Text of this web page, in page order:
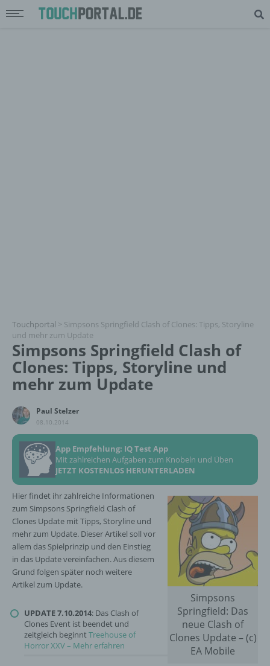
Touchportal > Simpsons Springfield Clash of Clones: Tipps, Storyline
und mehr zum Update
Simpsons Springfield Clash of
Clones: Tipps, Storyline und
mehr zum Update
Paul Stelzer
08.10.2014
App Empfehlung: IQ Test App
Mit zahlreichen Aufgaben zum Knobeln und Üben
JETZT KOSTENLOS HERUNTERLADEN
Simpsons
Springfield: Das
neue Clash of
Clones Update – (c)
EA Mobile
Hier findet ihr zahlreiche Informationen
zum Simpsons Springfield Clash of
Clones Update mit Tipps, Storyline und
mehr zum Update. Dieser Artikel soll vor
allem das Spielprinzip und den Einstieg
in das Update vereinfachen. Aus diesem
Grund folgen später noch weitere
Artikel zum Update.
UPDATE 7.10.2014: Das Clash of
Clones Event ist beendet und
zeitgleich beginnt Treehouse of
Horror XXV – Mehr erfahren